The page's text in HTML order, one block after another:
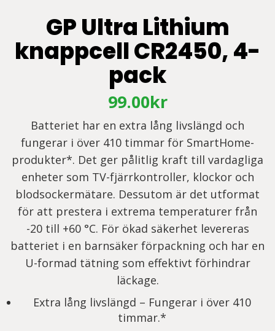
GP Ultra Lithium
knappcell CR2450, 4-
pack
99.00kr
Batteriet har en extra lång livslängd och
fungerar i över 410 timmar för SmartHome-
produkter*. Det ger pålitlig kraft till vardagliga
enheter som TV-fjärrkontroller, klockor och
blodsockermätare. Dessutom är det utformat
för att prestera i extrema temperaturer från
-20 till +60 °C. För ökad säkerhet levereras
batteriet i en barnsäker förpackning och har en
U-formad tätning som effektivt förhindrar
läckage.
Extra lång livslängd – Fungerar i över 410
timmar.*